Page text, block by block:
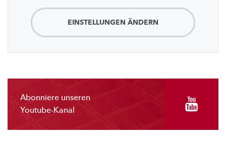
EINSTELLUNGEN ÄNDERN
Abonniere unseren
Youtube-Kanal